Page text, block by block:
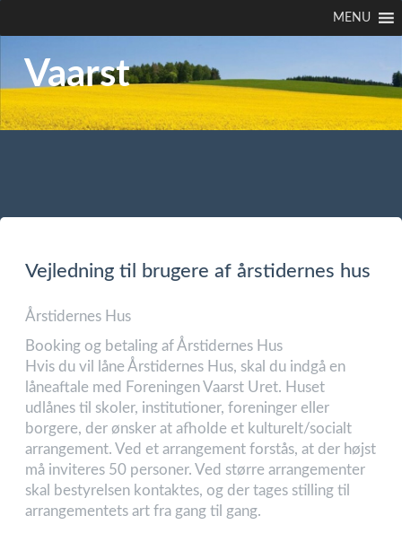
MENU
Vaarst
Vejledning til brugere af årstidernes hus
Årstidernes Hus
Booking og betaling af Årstidernes Hus
Hvis du vil låne Årstidernes Hus, skal du indgå en
låneaftale med Foreningen Vaarst Uret. Huset
udlånes til skoler, institutioner, foreninger eller
borgere, der ønsker at afholde et kulturelt/socialt
arrangement. Ved et arrangement forstås, at der højst
må inviteres 50 personer. Ved større arrangementer
skal bestyrelsen kontaktes, og der tages stilling til
arrangementets art fra gang til gang.